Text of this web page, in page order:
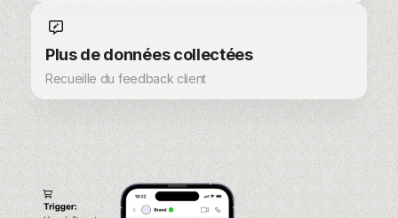
Plus de données collectées
Recueille du feedback client